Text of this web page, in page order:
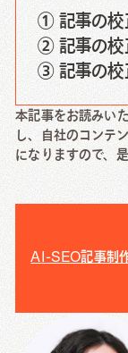
① 記事の校
② 記事の校
③ 記事の校
本記事をお読みい
し、自社のコンテ
になりますので、
AI-SEO記事制